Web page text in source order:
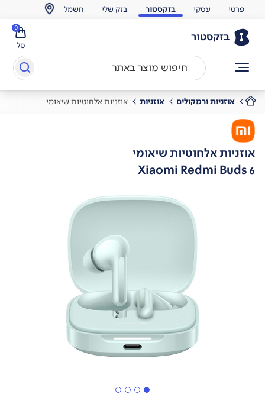
פרטי עסקי בזקסטור בזק שלי חשמל
בזקסטור
סל
0
אוזניות ורמקולים אוזניות אוזניות אלחוטיות שיאומי
אוזניות אלחוטיות שיאומי
Xiaomi Redmi Buds 6